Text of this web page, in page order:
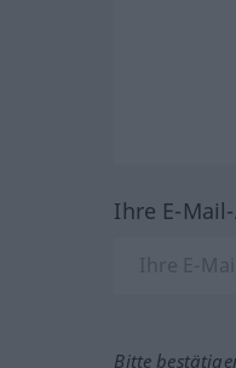
Ihre E-
Bitte